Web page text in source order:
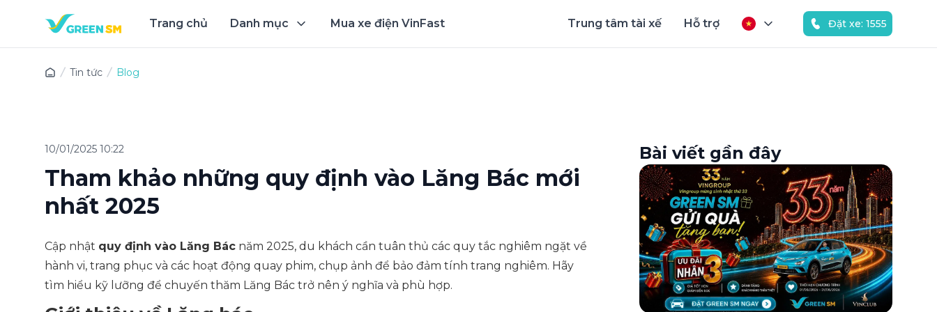
Trang chủ Danh mục Mua xe điện VinFast Trung tâm tài xế Hỗ trợ Đặt xe: 1555
Tin tức Blog
10/01/2025 10:22
Tham khảo những quy định vào Lăng Bác mới
nhất 2025
Cập nhật quy định vào Lăng Bác năm 2025, du khách cần tuân thủ các quy tắc nghiêm ngặt về
hành vi, trang phục và các hoạt động quay phim, chụp ảnh để bảo đảm tính trang nghiêm. Hãy
tìm hiểu kỹ lưỡng để chuyến thăm Lăng Bác trở nên ý nghĩa và phù hợp.
Bài viết gần đây